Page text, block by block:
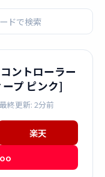
ントローラー
プ ピンク]
最終更新: 2分前
楽天